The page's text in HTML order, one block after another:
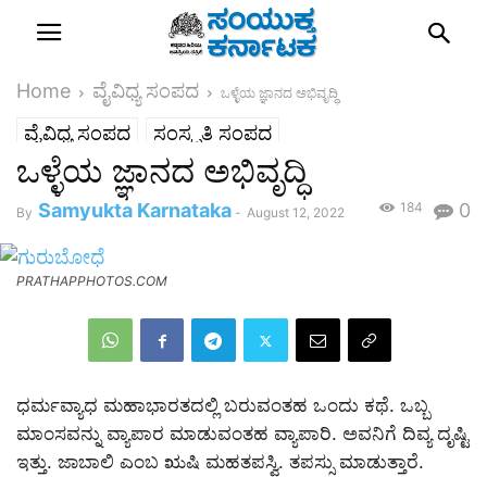
Home ವೈವಿಧ್ಯ ಸಂಪದ ಒಳ್ಳೆಯ ಜ್ಞಾನದ ಅಭಿವೃದ್ಧಿ
ವೈವಿಧ್ಯ ಸಂಪದ ಸಂಸ್ಕೃತಿ ಸಂಪದ
ಒಳ್ಳೆಯ ಜ್ಞಾನದ ಅಭಿವೃದ್ಧಿ
By Samyukta Karnataka - August 12, 2022 0
184
PRATHAPPHOTOS.COM
ಧರ್ಮವ್ಯಾಧ ಮಹಾಭಾರತದಲ್ಲಿ ಬರುವಂತಹ ಒಂದು ಕಥೆ. ಒಬ್ಬ
ಮಾಂಸವನ್ನು ವ್ಯಾಪಾರ ಮಾಡುವಂತಹ ವ್ಯಾಪಾರಿ. ಅವನಿಗೆ ದಿವ್ಯ ದೃಷ್ಟಿ
ಇತ್ತು. ಜಾಬಾಲಿ ಎಂಬ ಋಷಿ ಮಹತಪಸ್ವಿ. ತಪಸ್ಸು ಮಾಡುತ್ತಾರೆ.